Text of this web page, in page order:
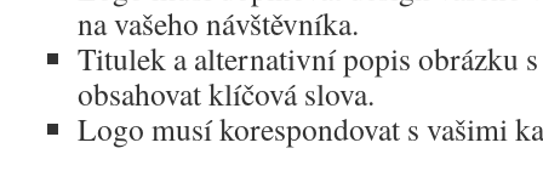
na vašeho návštěvníka.
Titulek a alternativní popis obrázku
obsahovat klíčová slova.
Logo musí korespondovat s vašimi